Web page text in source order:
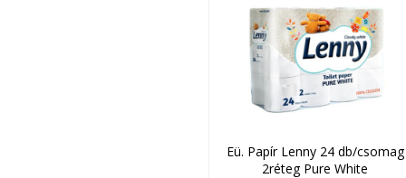
Eü. Papír Lenny 24 db/csomag
2réteg Pure White